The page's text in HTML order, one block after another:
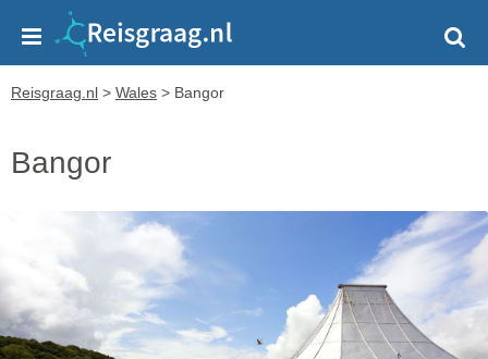
Reisgraag.nl > Wales > Bangor
Bangor